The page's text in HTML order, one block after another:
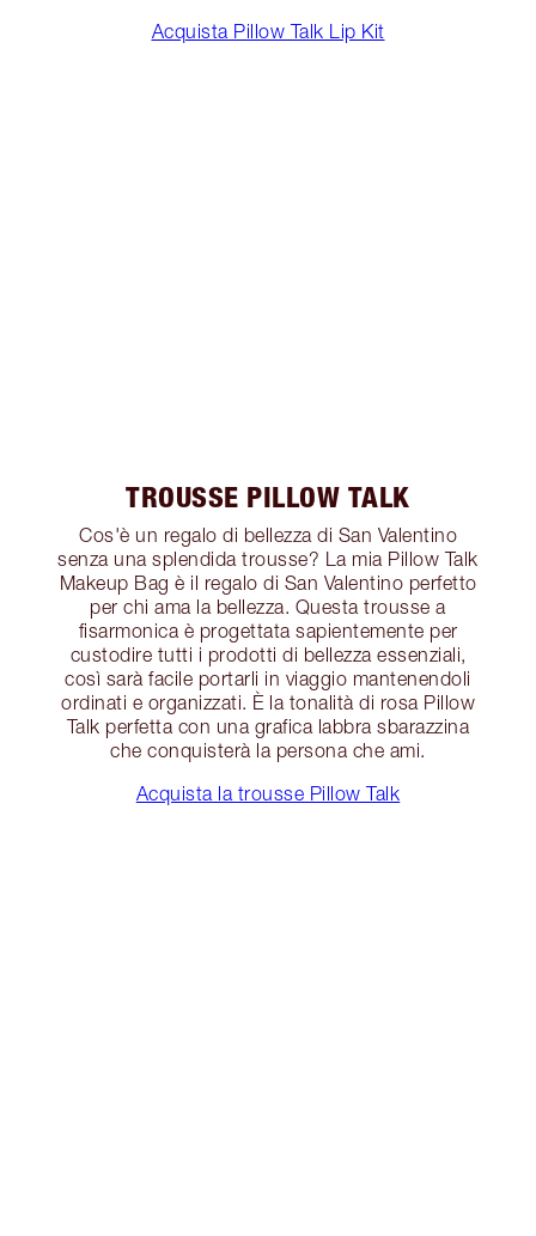
Acquista Pillow Talk Lip Kit
TROUSSE PILLOW TALK
Cos'è un regalo di bellezza di San Valentino
senza una splendida trousse? La mia Pillow Talk
Makeup Bag è il regalo di San Valentino perfetto
per chi ama la bellezza. Questa trousse a
fisarmonica è progettata sapientemente per
custodire tutti i prodotti di bellezza essenziali,
così sarà facile portarli in viaggio mantenendoli
ordinati e organizzati. È la tonalità di rosa Pillow
Talk perfetta con una grafica labbra sbarazzina
che conquisterà la persona che ami.
Acquista la trousse Pillow Talk